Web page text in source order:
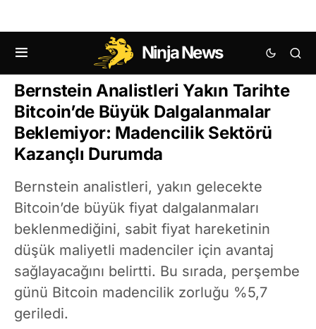
Ninja News
KRIPTO HABERLERI BITCOIN (BTC) HABERLERI
Bernstein Analistleri Yakın Tarihte
Bitcoin’de Büyük Dalgalanmalar
Beklemiyor: Madencilik Sektörü
Kazançlı Durumda
Bernstein analistleri, yakın gelecekte
Bitcoin’de büyük fiyat dalgalanmaları
beklenmediğini, sabit fiyat hareketinin
düşük maliyetli madenciler için avantaj
sağlayacağını belirtti. Bu sırada, perşembe
günü Bitcoin madencilik zorluğu %5,7
geriledi.